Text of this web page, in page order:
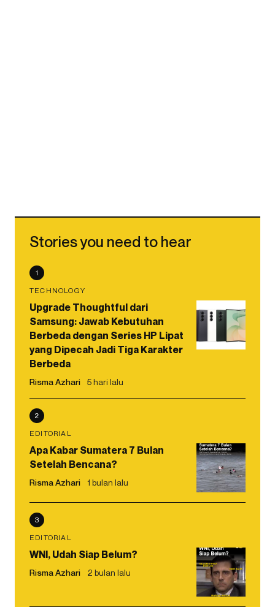
Stories you need to hear
1
TECHNOLOGY
Upgrade Thoughtful dari
Samsung: Jawab Kebutuhan
Berbeda dengan Series HP Lipat
yang Dipecah Jadi Tiga Karakter
Berbeda
Risma Azhari 5 hari lalu
2
EDITORIAL
Apa Kabar Sumatera 7 Bulan
Setelah Bencana?
Risma Azhari 1 bulan lalu
3
EDITORIAL
WNI, Udah Siap Belum?
Risma Azhari 2 bulan lalu